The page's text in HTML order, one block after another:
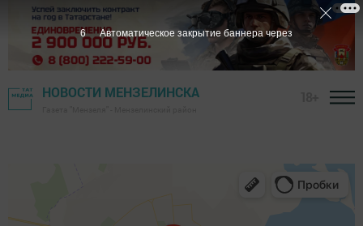
НОВОСТИ МЕНЗЕЛИНСКА
6 Автоматическое закрытие баннера через